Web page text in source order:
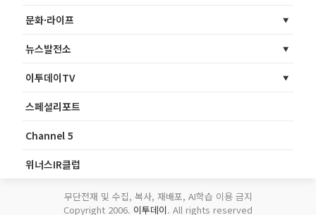
문화·라이프
뉴스발전소
이투데이TV
스페셜리포트
Channel 5
위너스IR클럽
무단전재 및 수집, 복사, 재배포, AI학습 이용 금지
Copyright 2006. 이투데이. All rights reserved